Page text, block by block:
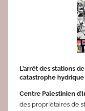
L’arrêt des stations
catastrophe hydrique
Centre Palestinien
des propriétaires de